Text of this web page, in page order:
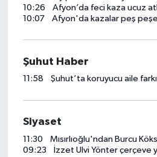
10:26
Afyon’da feci kaza ucuz
10:07
Afyon'da kazalar peş
Şuhut Haber
11:58 Şuhut’ta koruyucu aile
Siyaset
11:30
Mısırlıoğlu'ndan Burcu
09:23
İzzet Ulvi Yönter çerçeve